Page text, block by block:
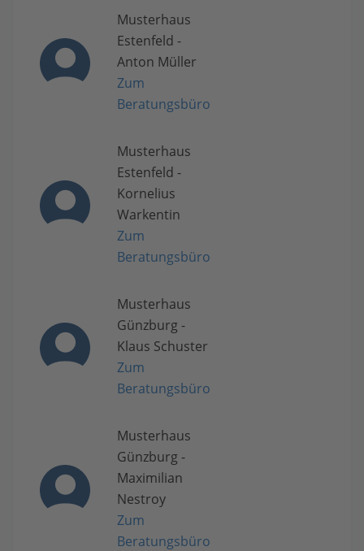
Musterhaus
Estenfeld -
Anton Müller
Zum
Beratungsbüro
Musterhaus
Estenfeld -
Kornelius
Warkentin
Zum
Beratungsbüro
Musterhaus
Günzburg -
Klaus Schuster
Zum
Beratungsbüro
Musterhaus
Günzburg -
Maximilian
Nestroy
Zum
Beratungsbüro